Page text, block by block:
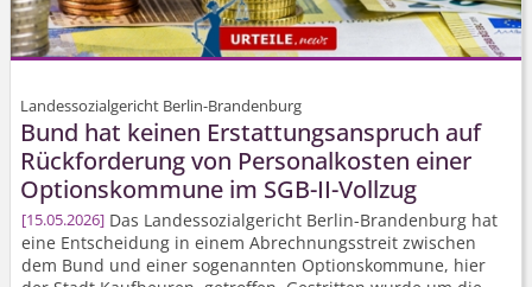
Landessozialgericht Berlin-Brandenburg
Bund hat keinen Erstattungsanspruch auf
Rückforderung von Personalkosten einer
Optionskommune im SGB-II-Vollzug
15.05.2026 Das Landessozialgericht Berlin-Brandenburg hat
eine Entscheidung in einem Abrechnungsstreit zwischen
dem Bund und einer sogenannten Optionskommune, hier